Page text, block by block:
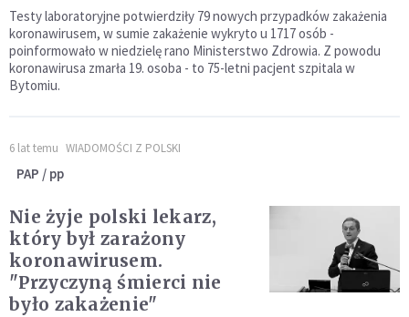
Testy laboratoryjne potwierdziły 79 nowych przypadków zakażenia
koronawirusem, w sumie zakażenie wykryto u 1717 osób -
poinformowało w niedzielę rano Ministerstwo Zdrowia. Z powodu
koronawirusa zmarła 19. osoba - to 75-letni pacjent szpitala w
Bytomiu.
6 lat temu WIADOMOŚCI Z POLSKI
PAP / pp
Nie żyje polski lekarz,
który był zarażony
koronawirusem.
"Przyczyną śmierci nie
było zakażenie"